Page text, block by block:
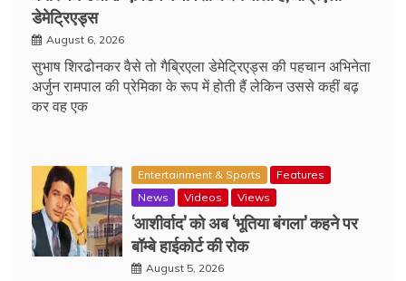
डेमेट्रिएड्स
August 6, 2026
सुभाष शिरढोनकर वैसे तो गैब्रिएला डेमेट्रिएड्स की पहचान अभिनेता
अर्जुन रामपाल की प्रेमिका के रूप में होती हैं लेकिन उससे कहीं बढ़
कर वह एक
Entertainment & Sports
Features
News
Videos Views
‘आशीर्वाद’ को अब ‘भूतिया बंगला’ कहने पर
बॉम्बे हाईकोर्ट की रोक
August 5, 2026